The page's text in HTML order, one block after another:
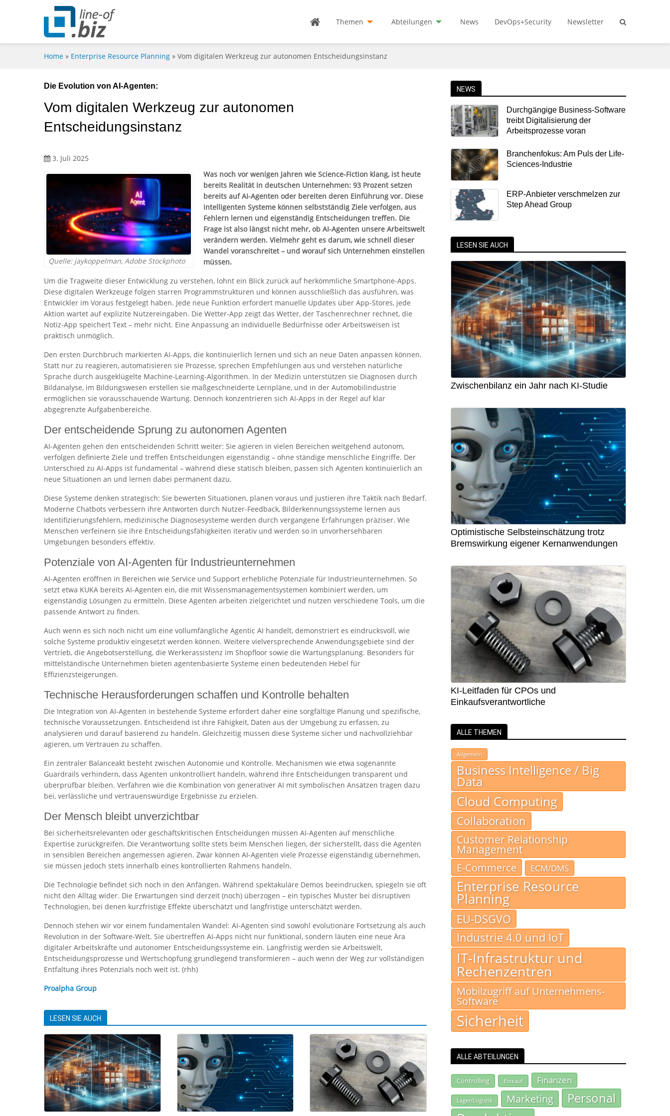
Themen Abteilungen News DevOps+Security Newsletter
Home » Enterprise Resource Planning » Vom digitalen Werkzeug zur autonomen Entscheidungsinstanz
Die Evolution von AI-Agenten:
Vom digitalen Werkzeug zur autonomen
Entscheidungsinstanz
3. Juli 2025
Quelle: jaykoppelman, Adobe Stockphoto
Was noch vor wenigen Jahren wie Science-Fiction klang, ist heute
bereits Realität in deutschen Unternehmen: 93 Prozent setzen
bereits auf AI-Agenten oder bereiten deren Einführung vor. Diese
intelligenten Systeme können selbstständig Ziele verfolgen, aus
Fehlern lernen und eigenständig Entscheidungen treffen. Die
Frage ist also längst nicht mehr, ob AI-Agenten unsere Arbeitswelt
verändern werden. Vielmehr geht es darum, wie schnell dieser
Wandel voranschreitet – und worauf sich Unternehmen einstellen
müssen.
Um die Tragweite dieser Entwicklung zu verstehen, lohnt ein Blick zurück auf herkömmliche Smartphone-Apps.
Diese digitalen Werkzeuge folgen starren Programmstrukturen und können ausschließlich das ausführen, was
Entwickler im Voraus festgelegt haben. Jede neue Funktion erfordert manuelle Updates über App-Stores, jede
Aktion wartet auf explizite Nutzereingaben. Die Wetter-App zeigt das Wetter, der Taschenrechner rechnet, die
Notiz-App speichert Text – mehr nicht. Eine Anpassung an individuelle Bedürfnisse oder Arbeitsweisen ist
praktisch unmöglich.
Den ersten Durchbruch markierten AI-Apps, die kontinuierlich lernen und sich an neue Daten anpassen können.
Statt nur zu reagieren, automatisieren sie Prozesse, sprechen Empfehlungen aus und verstehen natürliche
Sprache durch ausgeklügelte Machine-Learning-Algorithmen. In der Medizin unterstützen sie Diagnosen durch
Bildanalyse, im Bildungswesen erstellen sie maßgeschneiderte Lernpläne, und in der Automobilindustrie
ermöglichen sie vorausschauende Wartung. Dennoch konzentrieren sich AI-Apps in der Regel auf klar
abgegrenzte Aufgabenbereiche.
Der entscheidende Sprung zu autonomen Agenten
AI-Agenten gehen den entscheidenden Schritt weiter: Sie agieren in vielen Bereichen weitgehend autonom,
verfolgen definierte Ziele und treffen Entscheidungen eigenständig – ohne ständige menschliche Eingriffe. Der
Unterschied zu AI-Apps ist fundamental – während diese statisch bleiben, passen sich Agenten kontinuierlich an
neue Situationen an und lernen dabei permanent dazu.
Diese Systeme denken strategisch: Sie bewerten Situationen, planen voraus und justieren ihre Taktik nach Bedarf.
Moderne Chatbots verbessern ihre Antworten durch Nutzer-Feedback, Bilderkennungssysteme lernen aus
Identifizierungsfehlern, medizinische Diagnosesysteme werden durch vergangene Erfahrungen präziser. Wie
Menschen verfeinern sie ihre Entscheidungsfähigkeiten iterativ und werden so in unvorhersehbaren
Umgebungen besonders effektiv.
Potenziale von AI-Agenten für Industrieunternehmen
AI-Agenten eröffnen in Bereichen wie Service und Support erhebliche Potenziale für Industrieunternehmen. So
setzt etwa KUKA bereits AI-Agenten ein, die mit Wissensmanagementsystemen kombiniert werden, um
eigenständig Lösungen zu ermitteln. Diese Agenten arbeiten zielgerichtet und nutzen verschiedene Tools, um die
passende Antwort zu finden.
Auch wenn es sich noch nicht um eine vollumfängliche Agentic AI handelt, demonstriert es eindrucksvoll, wie
solche Systeme produktiv eingesetzt werden können. Weitere vielversprechende Anwendungsgebiete sind der
Vertrieb, die Angebotserstellung, die Werkerassistenz im Shopfloor sowie die Wartungsplanung. Besonders für
mittelständische Unternehmen bieten agentenbasierte Systeme einen bedeutenden Hebel für
Effizienzsteigerungen.
Technische Herausforderungen schaffen und Kontrolle behalten
Die Integration von AI-Agenten in bestehende Systeme erfordert daher eine sorgfältige Planung und spezifische,
technische Voraussetzungen. Entscheidend ist ihre Fähigkeit, Daten aus der Umgebung zu erfassen, zu
analysieren und darauf basierend zu handeln. Gleichzeitig müssen diese Systeme sicher und nachvollziehbar
agieren, um Vertrauen zu schaffen.
Ein zentraler Balanceakt besteht zwischen Autonomie und Kontrolle. Mechanismen wie etwa sogenannte
Guardrails verhindern, dass Agenten unkontrolliert handeln, während ihre Entscheidungen transparent und
überprüfbar bleiben. Verfahren wie die Kombination von generativer AI mit symbolischen Ansätzen tragen dazu
bei, verlässliche und vertrauenswürdige Ergebnisse zu erzielen.
Der Mensch bleibt unverzichtbar
Bei sicherheitsrelevanten oder geschäftskritischen Entscheidungen müssen AI-Agenten auf menschliche
Expertise zurückgreifen. Die Verantwortung sollte stets beim Menschen liegen, der sicherstellt, dass die Agenten
in sensiblen Bereichen angemessen agieren. Zwar können AI-Agenten viele Prozesse eigenständig übernehmen,
sie müssen jedoch stets innerhalb eines kontrollierten Rahmens handeln.
Die Technologie befindet sich noch in den Anfängen. Während spektakuläre Demos beeindrucken, spiegeln sie oft
nicht den Alltag wider. Die Erwartungen sind derzeit (noch) überzogen – ein typisches Muster bei disruptiven
Technologien, bei denen kurzfristige Effekte überschätzt und langfristige unterschätzt werden.
Dennoch stehen wir vor einem fundamentalen Wandel: AI-Agenten sind sowohl evolutionäre Fortsetzung als auch
Revolution in der Software-Welt. Sie übertreffen AI-Apps nicht nur funktional, sondern läuten eine neue Ära
digitaler Arbeitskräfte und autonomer Entscheidungssysteme ein. Langfristig werden sie Arbeitswelt,
Entscheidungsprozesse und Wertschöpfung grundlegend transformieren – auch wenn der Weg zur vollständigen
Entfaltung ihres Potenzials noch weit ist. (rhh)
Proalpha Group
LESEN SIE AUCH
NEWS
Durchgängige Business-Software
treibt Digitalisierung der
Arbeitsprozesse voran
Branchenfokus: Am Puls der Life-
Sciences-Industrie
ERP-Anbieter verschmelzen zur
Step Ahead Group
LESEN SIE AUCH
Zwischenbilanz ein Jahr nach KI-Studie
Optimistische Selbsteinschätzung trotz
Bremswirkung eigener Kernanwendungen
KI-Leitfaden für CPOs und
Einkaufsverantwortliche
ALLE THEMEN
Allgemein
Business Intelligence / Big
Data
Cloud Computing
Collaboration
Customer Relationship
Management
E-Commerce
ECM/DMS
Enterprise Resource
Planning
EU-DSGVO
Industrie 4.0 und IoT
IT-Infrastruktur und
Rechenzentren
Mobilzugriff auf Unternehmens-
Software
Sicherheit
ALLE ABTEILUNGEN
Controlling Einkauf Finanzen
Lager/Logistik Marketing Personal